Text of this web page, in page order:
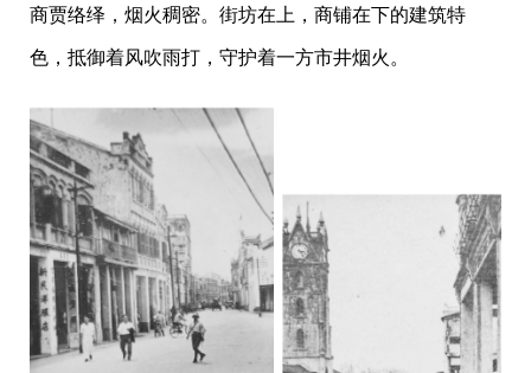
商贾络绎，烟火稠密。街坊在上，商铺在下的建筑特
色，抵御着风吹雨打，守护着一方市井烟火。